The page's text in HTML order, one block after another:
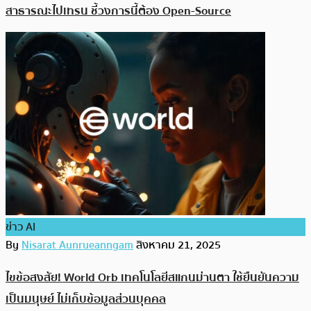
สาธารณะไปเทรน ชี้วงการนี้ต้อง Open-Source
ข่าว AI
ByNisarat Aunrueanngamสิงหาคม 21, 2025
ไขข้อสงสัย! World Orb เทคโนโลยีสแกนม่านตา ใช้ยืนยันความ
เป็นมนุษย์ ไม่เก็บข้อมูลส่วนบุคคล